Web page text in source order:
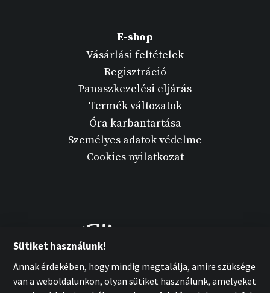
E-shop
Vásárlási feltételek
Regisztráció
Panaszkezelési eljárás
Termék változatok
Óra karbantartása
Személyes adatok védelme
Cookies nyilatkozat
Sütiket használunk!
Annak érdekében, hogy mindig megtalálja, amire szüksége
van a weboldalunkon, olyan sütiket használunk, amelyeket